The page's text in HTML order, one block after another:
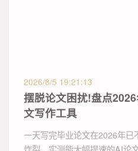
2026/8/5 19:21:13
摆脱论文困扰!盘点
文写作工具
一天写完毕业论文在2026年
炸裂、实测能大幅提速的AI论